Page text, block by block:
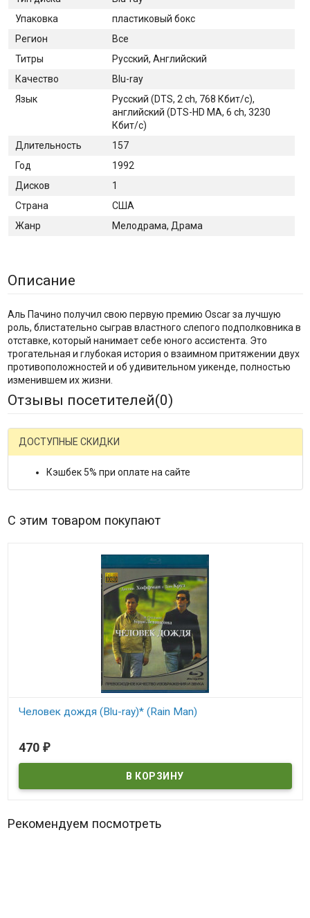
Упаковка
пластиковый бокс
Регион
Все
Титры
Русский, Английский
Качество
Blu-ray
Язык
Русский (DTS, 2 ch, 768 Кбит/с),
английский (DTS-HD MA, 6 ch, 3230
Кбит/с)
Длительность
157
Год
1992
Дисков
1
Страна
США
Жанр
Мелодрама, Драма
Описание
Аль Пачино получил свою первую премию Oscar за лучшую
роль, блистательно сыграв властного слепого подполковника в
отставке, который нанимает себе юного ассистента. Это
трогательная и глубокая история о взаимном притяжении двух
противоположностей и об удивительном уикенде, полностью
изменившем их жизни.
Отзывы посетителей(0)
ДОСТУПНЫЕ СКИДКИ
Кэшбек 5% при оплате на сайте
С этим товаром покупают
Человек дождя (Blu-ray)* (Rain Man)
470 ₽
Рекомендуем посмотреть